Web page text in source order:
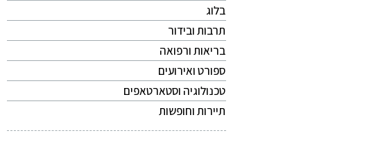
בלוג
תרבות ובידור
בריאות ורפואה
ספורט ואירועים
טכנולוגיה וסטארטאפים
תיירות וחופשות